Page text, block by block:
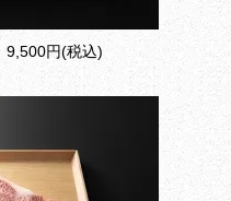
9,500円(税込)